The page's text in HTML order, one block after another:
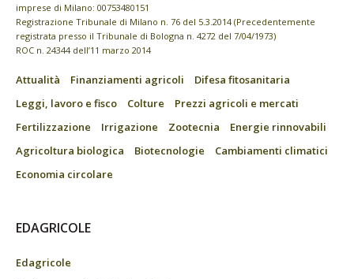
imprese di Milano: 00753480151
Registrazione Tribunale di Milano n. 76 del 5.3.2014 (Precedentemente
registrata presso il Tribunale di Bologna n. 4272 del 7/04/1973)
ROC n. 24344 dell’11 marzo 2014
Attualità Finanziamenti agricoli
Difesa fitosanitaria
Leggi, lavoro e fisco
Colture
Prezzi agricoli e mercati
Fertilizzazione
Irrigazione Zootecnia
Energie rinnovabili
Agricoltura biologica
Biotecnologie
Cambiamenti climatici
Economia circolare
EDAGRICOLE
Edagricole